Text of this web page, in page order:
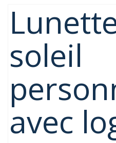
soleil
avec